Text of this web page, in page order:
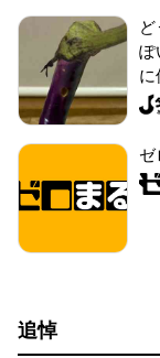
ぽ
に
ゼ
追悼